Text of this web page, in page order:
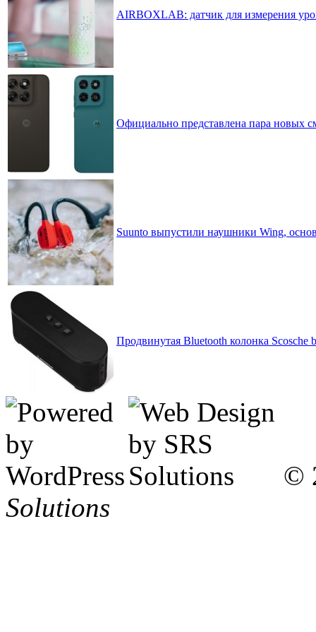
AIRBOXLAB: датчик для измерения
Официально представлена пара новых
Suunto выпустили наушники Wing,
Продвинутая Bluetooth колонка
©
Solutions